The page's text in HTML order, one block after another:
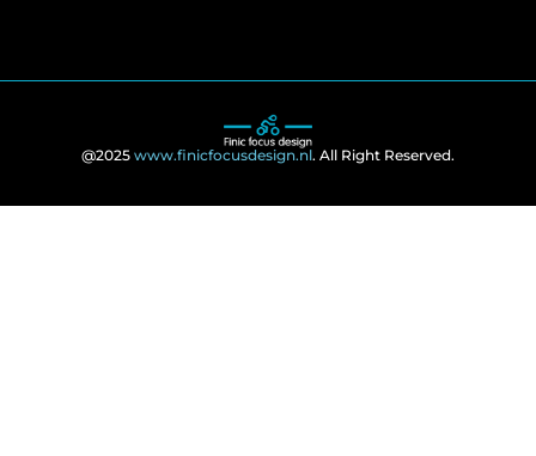
@2025 www.finicfocusdesign.nl. All Right Reserved.